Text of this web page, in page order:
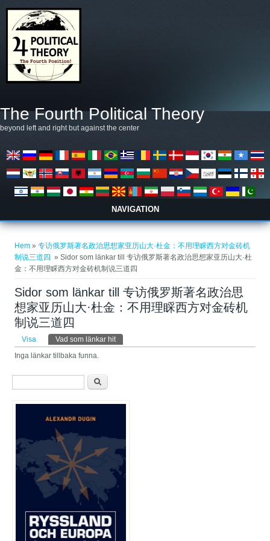
The Fourth Political Theory
beyond left and right but against the center
NAVIGATION
Hem »专访俄罗斯著名政治思想家亚历山大·杜金：不用理睬西方对金砖机
制说三道四 ​ » Sidor som länkar till 专访俄罗斯著名政治思想家亚历山大·杜
金：不用理睬西方对金砖机制说三道四 ​
Sidor som länkar till 专访俄罗斯著名政治思
想家亚历山大·杜金：不用理睬西方对金砖机
制说三道四 ​
Primära flikar
Visa Vad som länkar hit(aktiv flik)
Inga länkar tillbaka funna.